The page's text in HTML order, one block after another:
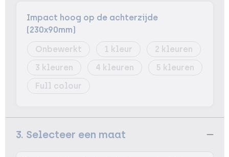
Impact hoog op de achterzijde
(230x90mm)
Onbewerkt
1
2
3
4
5
Full colour
3. Selecteer een maat